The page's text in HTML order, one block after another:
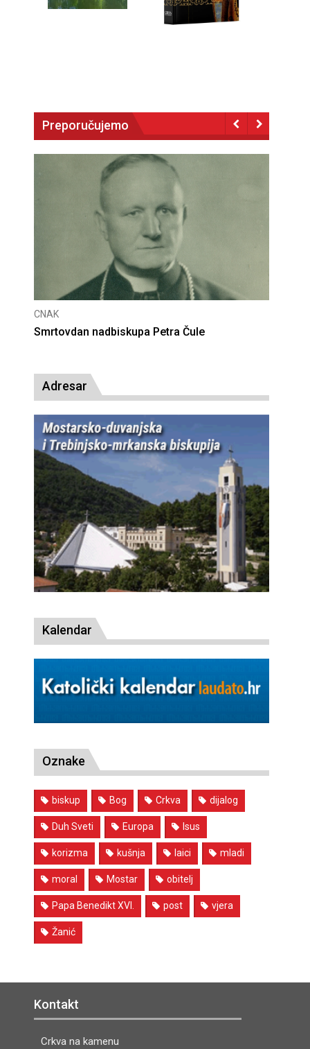
Preporučujemo
CNAK
Deseta obljetnica poništenja komunističke
Adresar
Kalendar
Oznake
biskup Bog Crkva dijalog
Duh Sveti Europa Isus
korizma kušnja laici mladi
moral Mostar obitelj
Papa Benedikt XVI. post vjera
Žanić
Kontakt
Crkva na kamenu